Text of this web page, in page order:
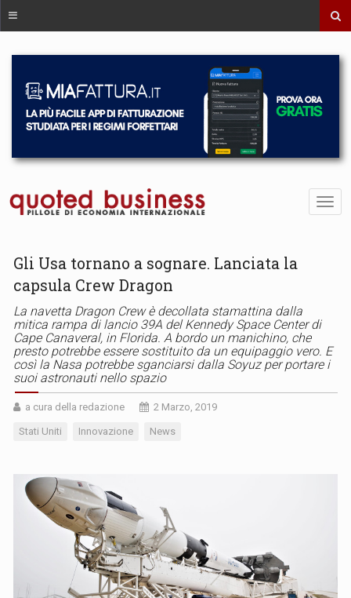
Gli Usa tornano a sognare. Lanciata la
capsula Crew Dragon
La navetta Dragon Crew è decollata stamattina dalla
mitica rampa di lancio 39A del Kennedy Space Center di
Cape Canaveral, in Florida. A bordo un manichino, che
presto potrebbe essere sostituito da un equipaggio vero. E
così la Nasa potrebbe sganciarsi dalla Soyuz per portare i
suoi astronauti nello spazio
a cura della redazione 2 Marzo, 2019
Stati Uniti Innovazione News